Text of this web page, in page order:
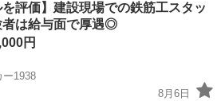
を評価】建設現場での鉄筋工スタッ
者は給与面で厚遇◎
円
ー1938
8月6日